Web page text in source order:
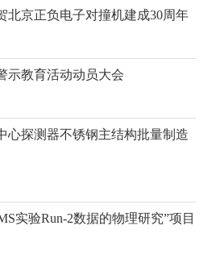
北京正负电子对撞机建成30周年
示教育活动动员大会
心探测器不锈钢主结构批量制造
实验Run-2数据的物理研究”项目